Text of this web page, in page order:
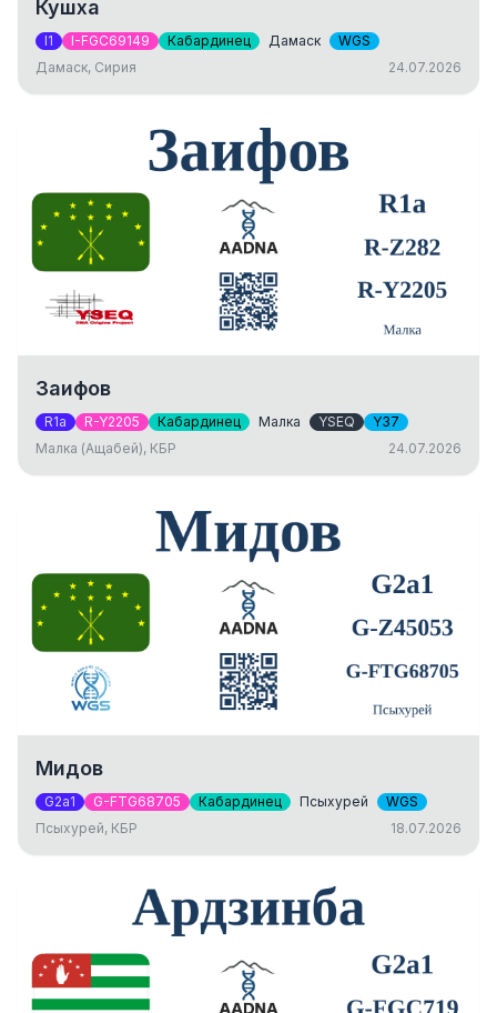
Кушха
I1 I-FGC69149 Кабардинец Дамаск
WGS
Дамаск, Сирия
24.07.2026
Заифов
R1a R-Y2205 Кабардинец Малка YSEQ
Y37
Малка (Ащабей), КБР
24.07.2026
Мидов
G2a1 G-FTG68705 Кабардинец Псыхурей
WGS
Псыхурей, КБР
18.07.2026